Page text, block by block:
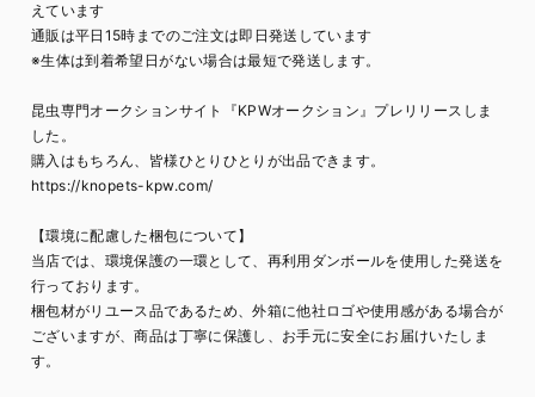
えています
通販は平日15時までのご注文は即日発送しています
※生体は到着希望日がない場合は最短で発送します。
昆虫専門オークションサイト『KPWオークション』プレリリースしま
した。
購入はもちろん、皆様ひとりひとりが出品できます。
https://knopets-kpw.com/
【環境に配慮した梱包について】
当店では、環境保護の一環として、再利用ダンボールを使用した発送を
行っております。
梱包材がリユース品であるため、外箱に他社ロゴや使用感がある場合が
ございますが、商品は丁寧に保護し、お手元に安全にお届けいたしま
す。